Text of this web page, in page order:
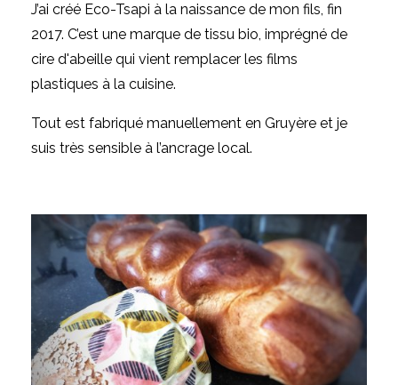
J’ai créé Eco-Tsapi à la naissance de mon fils, fin
2017. C’est une marque de tissu bio, imprégné de
cire d'abeille qui vient remplacer les films
plastiques à la cuisine.
Tout est fabriqué manuellement en Gruyère et je
suis très sensible à l’ancrage local.